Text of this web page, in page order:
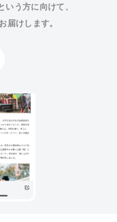
いう方に向けて、
届けします。